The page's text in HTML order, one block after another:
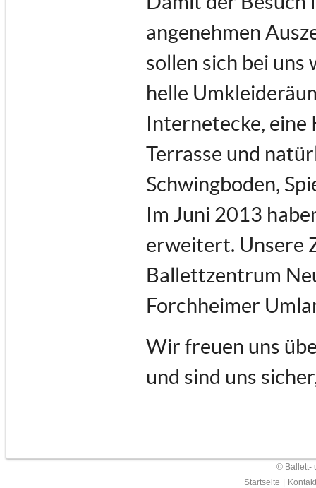
angenehmen
sollen sich bei
helle
Internetecke, eine
Terrasse und
Schwingboden,
Im Juni 2013
erweitert. Unsere
Ballettzentrum
Forchheimer
Wir freuen uns
und sind uns
© Ballett-
Startseite
Kontakt